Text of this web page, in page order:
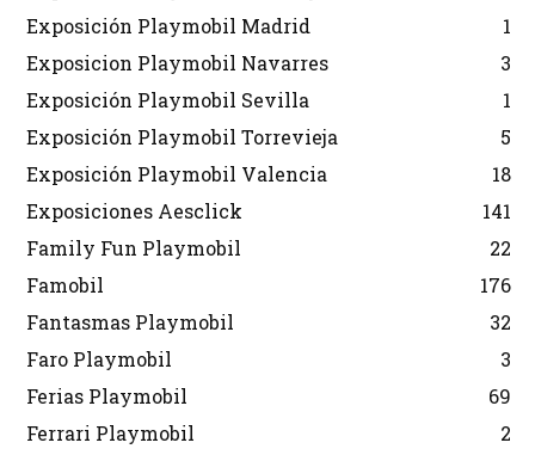
Exposición Playmobil Madrid
1
Exposicion Playmobil Navarres
3
Exposición Playmobil Sevilla
1
Exposición Playmobil Torrevieja
5
Exposición Playmobil Valencia
18
Exposiciones Aesclick
141
Family Fun Playmobil
22
Famobil
176
Fantasmas Playmobil
32
Faro Playmobil
3
Ferias Playmobil
69
Ferrari Playmobil
2